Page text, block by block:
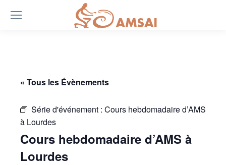
« Tous les Évènements
Série d'événement : Cours hebdomadaire d’AMS
à Lourdes
Cours hebdomadaire d’AMS à
Lourdes